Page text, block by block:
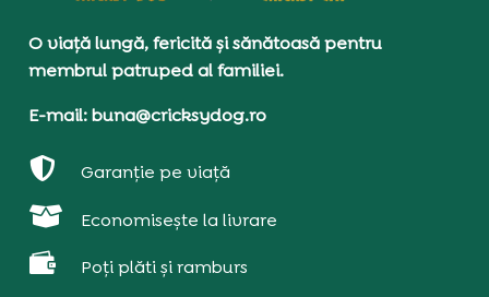
O viață lungă, fericită și sănătoasă pentru
membrul patruped al familiei.
E-mail: buna@cricksydog.ro
 Garanție pe viață
 Economisește la livrare
 Poți plăti și ramburs